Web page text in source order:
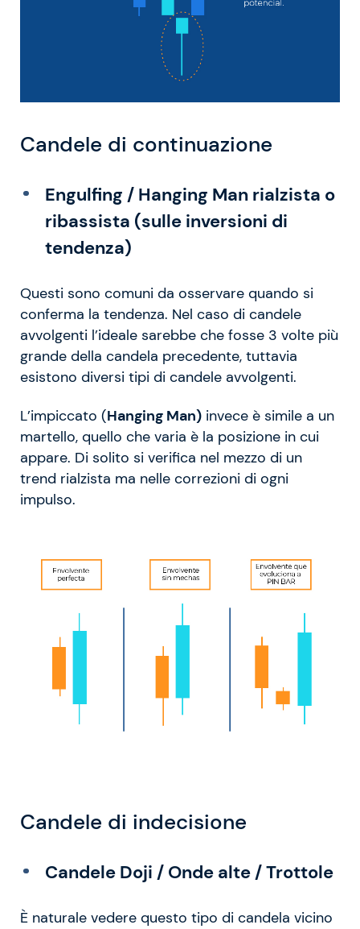
Candele di continuazione
Engulfing / Hanging Man rialzista o
ribassista (sulle inversioni di
tendenza)
Questi sono comuni da osservare quando si
conferma la tendenza. Nel caso di candele
avvolgenti l’ideale sarebbe che fosse 3 volte più
grande della candela precedente, tuttavia
esistono diversi tipi di candele avvolgenti.
L’impiccato (Hanging Man) invece è simile a un
martello, quello che varia è la posizione in cui
appare. Di solito si verifica nel mezzo di un
trend rialzista ma nelle correzioni di ogni
impulso.
Candele di indecisione
Candele Doji / Onde alte / Trottole
È naturale vedere questo tipo di candela vicino